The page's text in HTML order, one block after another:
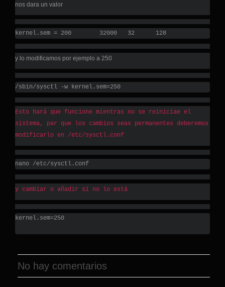
nos dara un valor
kernel.sem = 200        32000   32      128
y lo modificamos por ejemplo a 250
/sbin/sysctl -w kernel.sem=250
Esto hará que funcione mientras no se reiniciae el
sistema, par que los cambios seas permanentes deberemos
modificarlo en /etc/sysctl.conf
nano /etc/sysctl.conf
y cambiar o añadir si no lo está
kernel.sem=250
No hay comentarios